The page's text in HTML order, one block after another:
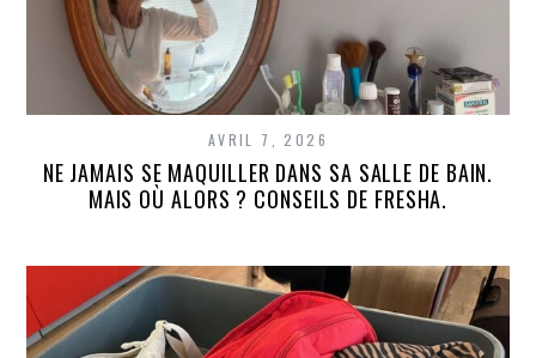
AVRIL 7, 2026
NE JAMAIS SE MAQUILLER DANS SA SALLE DE BAIN.
MAIS OÙ ALORS ? CONSEILS DE FRESHA.